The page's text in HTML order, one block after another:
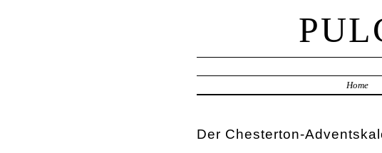
Home
Der Chesterton-